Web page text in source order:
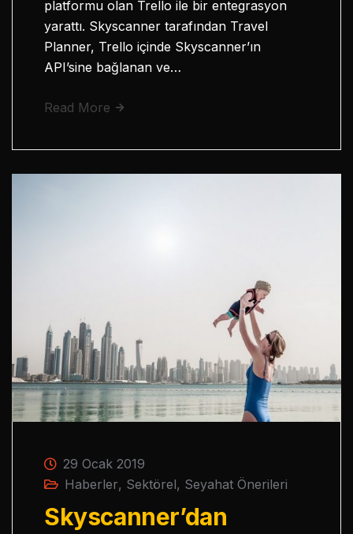
platformu olan Trello ile bir entegrasyon
yarattı. Skyscanner tarafından Travel
Planner, Trello içinde Skyscanner’ın
API’sine bağlanan ve…
Read More
29 Ocak 2019
Haberler, Sektörel, Seyahat Önerileri
Skyscanner’dan